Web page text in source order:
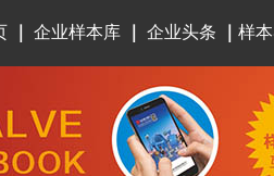
企业样本库 企业头条 样